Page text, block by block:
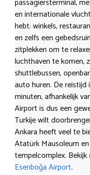
passagiersterminal,
en internationale
hebt: winkels,
en zelfs een
zitplekken om te
luchthaven te komen,
shuttlebussen,
auto huren. De
minuten, afhankelijk
Airport is dus een
Turkije wilt
Ankara heeft veel te
Atatürk Mausoleum
tempelcomplex. Bekijk
Esenboğa Airport.